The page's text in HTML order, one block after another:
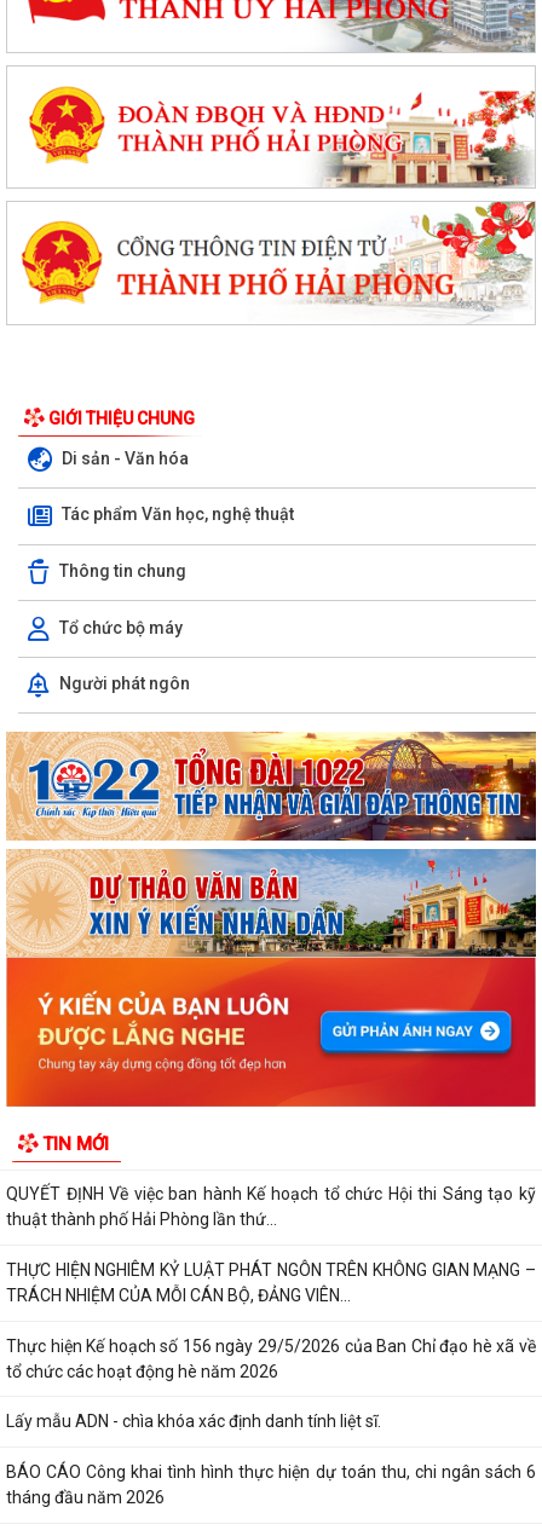
GIỚI THIỆU CHUNG
Di sản - Văn hóa
Tác phẩm Văn học, nghệ thuật
Thông tin chung
Tổ chức bộ máy
Người phát ngôn
TIN MỚI
ỦY BAN NHÂN DÂN XÃ NGUYỄN BỈNH KHIÊM TUYÊN TRUYỀN, HƯỚNG
DẪN NGƯỜI DÂN CHUYỂN ĐỔI THIẾT BỊ, SIM...
KẾ HOẠCH Triển khai tuyển chọn thực tập sinh nữ đi thực tập kỹ thuật
tại Nhật Bản Đợt II năm 2026
Kỷ niệm 79 năm Ngày Thương binh - Liệt sĩ (27-7-1947 – 27-7-2026)
KHẢO SÁT, THĂM DÒ Ý KIẾN SAU 01 NĂM THỰC HIỆN MÔ HÌNH CHÍNH
QUYỀN ĐỊA PHƯƠNG 02 CẤP
tư của cộng đồng các công trình,...
QUYẾT ĐỊNH Về việc ban hành Kế hoạch tổ chức Hội thi Sáng tạo kỹ
thuật thành phố Hải Phòng lần thứ...
THỰC HIỆN NGHIÊM KỶ LUẬT PHÁT NGÔN TRÊN KHÔNG GIAN MẠNG –
TRÁCH NHIỆM CỦA MỖI CÁN BỘ, ĐẢNG VIÊN...
Thực hiện Kế hoạch số 156 ngày 29/5/2026 của Ban Chỉ đạo hè xã về
tổ chức các hoạt động hè năm 2026
Lấy mẫu ADN - chìa khóa xác định danh tính liệt sĩ.
BÁO CÁO Công khai tình hình thực hiện dự toán thu, chi ngân sách 6
tháng đầu năm 2026